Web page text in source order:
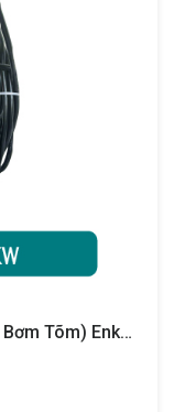
1,1Kw – Phi 42mm Máy Bơm Chìm ( Bơm Tõm) Enkata -ThiênLong HP